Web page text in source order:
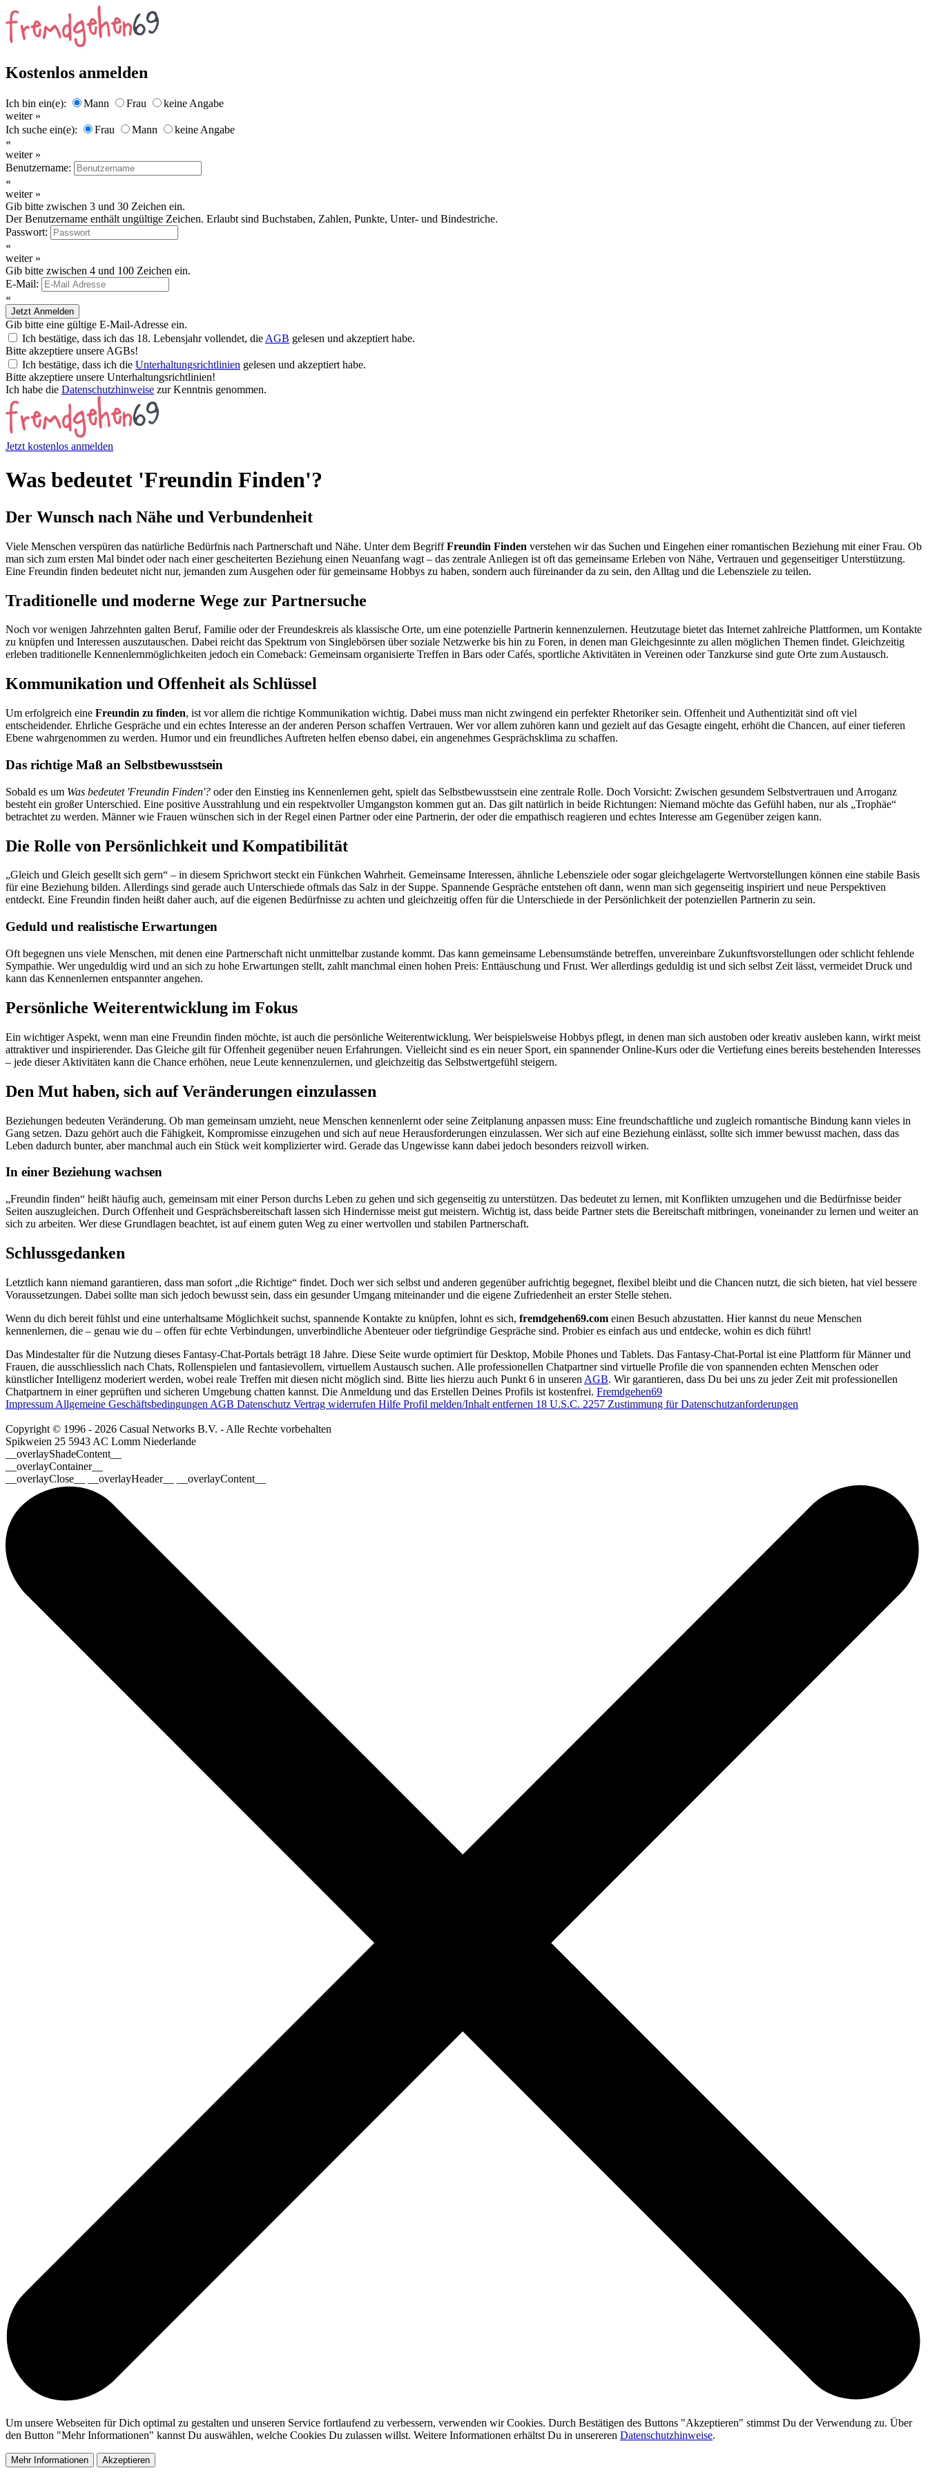
Kostenlos anmelden
Ich bin ein(e): Mann Frau
keine Angabe
weiter »
Ich suche ein(e):
Frau Mann
keine Angabe
«
weiter »
Benutzername:
«
weiter »
Gib bitte zwischen 3 und 30 Zeichen ein.
Der Benutzername enthält ungültige Zeichen. Erlaubt sind Buchstaben, Zahlen, Punkte, Unter- und Bindestriche.
Passwort:
«
weiter »
Gib bitte zwischen 4 und 100 Zeichen ein.
E-Mail:
«
Jetzt Anmelden
Gib bitte eine gültige E-Mail-Adresse ein.
Ich bestätige, dass ich das 18. Lebensjahr vollendet, die AGB gelesen und akzeptiert habe.
Bitte akzeptiere unsere AGBs!
Ich bestätige, dass ich die Unterhaltungsrichtlinien gelesen und akzeptiert habe.
Bitte akzeptiere unsere Unterhaltungsrichtlinien!
Ich habe die Datenschutzhinweise zur Kenntnis genommen.
Jetzt kostenlos anmelden
Was bedeutet 'Freundin Finden'?
Der Wunsch nach Nähe und Verbundenheit
Viele Menschen verspüren das natürliche Bedürfnis nach Partnerschaft und Nähe. Unter dem BegriffFreundin Finden verstehen wir das Suchen und Eingehen einer romantischen Beziehung mit einer Frau. Ob
man sich zum ersten Mal bindet oder nach einer gescheiterten Beziehung einen Neuanfang wagt – das zentrale Anliegen ist oft das gemeinsame Erleben von Nähe, Vertrauen und gegenseitiger Unterstützung.
Eine Freundin finden bedeutet nicht nur, jemanden zum Ausgehen oder für gemeinsame Hobbys zu haben, sondern auch füreinander da zu sein, den Alltag und die Lebensziele zu teilen.
Traditionelle und moderne Wege zur Partnersuche
Noch vor wenigen Jahrzehnten galten Beruf, Familie oder der Freundeskreis als klassische Orte, um eine potenzielle Partnerin kennenzulernen. Heutzutage bietet das Internet zahlreiche Plattformen, um Kontakte
zu knüpfen und Interessen auszutauschen. Dabei reicht das Spektrum von Singlebörsen über soziale Netzwerke bis hin zu Foren, in denen man Gleichgesinnte zu allen möglichen Themen findet. Gleichzeitig
erleben traditionelle Kennenlernmöglichkeiten jedoch ein Comeback: Gemeinsam organisierte Treffen in Bars oder Cafés, sportliche Aktivitäten in Vereinen oder Tanzkurse sind gute Orte zum Austausch.
Kommunikation und Offenheit als Schlüssel
Um erfolgreich eine Freundin zu finden, ist vor allem die richtige Kommunikation wichtig. Dabei muss man nicht zwingend ein perfekter Rhetoriker sein. Offenheit und Authentizität sind oft viel
entscheidender. Ehrliche Gespräche und ein echtes Interesse an der anderen Person schaffen Vertrauen. Wer vor allem zuhören kann und gezielt auf das Gesagte eingeht, erhöht die Chancen, auf einer tieferen
Ebene wahrgenommen zu werden. Humor und ein freundliches Auftreten helfen ebenso dabei, ein angenehmes Gesprächsklima zu schaffen.
Das richtige Maß an Selbstbewusstsein
Sobald es um Was bedeutet 'Freundin Finden'? oder den Einstieg ins Kennenlernen geht, spielt das Selbstbewusstsein eine zentrale Rolle. Doch Vorsicht: Zwischen gesundem Selbstvertrauen und Arroganz
besteht ein großer Unterschied. Eine positive Ausstrahlung und ein respektvoller Umgangston kommen gut an. Das gilt natürlich in beide Richtungen: Niemand möchte das Gefühl haben, nur als „Trophäe“
betrachtet zu werden. Männer wie Frauen wünschen sich in der Regel einen Partner oder eine Partnerin, der oder die empathisch reagieren und echtes Interesse am Gegenüber zeigen kann.
Die Rolle von Persönlichkeit und Kompatibilität
„Gleich und Gleich gesellt sich gern“ – in diesem Sprichwort steckt ein Fünkchen Wahrheit. Gemeinsame Interessen, ähnliche Lebensziele oder sogar gleichgelagerte Wertvorstellungen können eine stabile Basis
für eine Beziehung bilden. Allerdings sind gerade auch Unterschiede oftmals das Salz in der Suppe. Spannende Gespräche entstehen oft dann, wenn man sich gegenseitig inspiriert und neue Perspektiven
entdeckt. Eine Freundin finden heißt daher auch, auf die eigenen Bedürfnisse zu achten und gleichzeitig offen für die Unterschiede in der Persönlichkeit der potenziellen Partnerin zu sein.
Geduld und realistische Erwartungen
Oft begegnen uns viele Menschen, mit denen eine Partnerschaft nicht unmittelbar zustande kommt. Das kann gemeinsame Lebensumstände betreffen, unvereinbare Zukunftsvorstellungen oder schlicht fehlende
Sympathie. Wer ungeduldig wird und an sich zu hohe Erwartungen stellt, zahlt manchmal einen hohen Preis: Enttäuschung und Frust. Wer allerdings geduldig ist und sich selbst Zeit lässt, vermeidet Druck und
kann das Kennenlernen entspannter angehen.
Persönliche Weiterentwicklung im Fokus
Ein wichtiger Aspekt, wenn man eine Freundin finden möchte, ist auch die persönliche Weiterentwicklung. Wer beispielsweise Hobbys pflegt, in denen man sich austoben oder kreativ ausleben kann, wirkt meist
attraktiver und inspirierender. Das Gleiche gilt für Offenheit gegenüber neuen Erfahrungen. Vielleicht sind es ein neuer Sport, ein spannender Online-Kurs oder die Vertiefung eines bereits bestehenden Interesses
– jede dieser Aktivitäten kann die Chance erhöhen, neue Leute kennenzulernen, und gleichzeitig das Selbstwertgefühl steigern.
Den Mut haben, sich auf Veränderungen einzulassen
Beziehungen bedeuten Veränderung. Ob man gemeinsam umzieht, neue Menschen kennenlernt oder seine Zeitplanung anpassen muss: Eine freundschaftliche und zugleich romantische Bindung kann vieles in
Gang setzen. Dazu gehört auch die Fähigkeit, Kompromisse einzugehen und sich auf neue Herausforderungen einzulassen. Wer sich auf eine Beziehung einlässt, sollte sich immer bewusst machen, dass das
Leben dadurch bunter, aber manchmal auch ein Stück weit komplizierter wird. Gerade das Ungewisse kann dabei jedoch besonders reizvoll wirken.
In einer Beziehung wachsen
„Freundin finden“ heißt häufig auch, gemeinsam mit einer Person durchs Leben zu gehen und sich gegenseitig zu unterstützen. Das bedeutet zu lernen, mit Konflikten umzugehen und die Bedürfnisse beider
Seiten auszugleichen. Durch Offenheit und Gesprächsbereitschaft lassen sich Hindernisse meist gut meistern. Wichtig ist, dass beide Partner stets die Bereitschaft mitbringen, voneinander zu lernen und weiter an
sich zu arbeiten. Wer diese Grundlagen beachtet, ist auf einem guten Weg zu einer wertvollen und stabilen Partnerschaft.
Schlussgedanken
Letztlich kann niemand garantieren, dass man sofort „die Richtige“ findet. Doch wer sich selbst und anderen gegenüber aufrichtig begegnet, flexibel bleibt und die Chancen nutzt, die sich bieten, hat viel bessere
Voraussetzungen. Dabei sollte man sich jedoch bewusst sein, dass ein gesunder Umgang miteinander und die eigene Zufriedenheit an erster Stelle stehen.
Wenn du dich bereit fühlst und eine unterhaltsame Möglichkeit suchst, spannende Kontakte zu knüpfen, lohnt es sich, fremdgehen69.com einen Besuch abzustatten. Hier kannst du neue Menschen
kennenlernen, die – genau wie du – offen für echte Verbindungen, unverbindliche Abenteuer oder tiefgründige Gespräche sind. Probier es einfach aus und entdecke, wohin es dich führt!
Das Mindestalter für die Nutzung dieses Fantasy-Chat-Portals beträgt 18 Jahre. Diese Seite wurde optimiert für Desktop, Mobile Phones und Tablets. Das Fantasy-Chat-Portal ist eine Plattform für Männer und
Frauen, die ausschliesslich nach Chats, Rollenspielen und fantasievollem, virtuellem Austausch suchen. Alle professionellen Chatpartner sind virtuelle Profile die von spannenden echten Menschen oder
künstlicher Intelligenz moderiert werden, wobei reale Treffen mit diesen nicht möglich sind. Bitte lies hierzu auch Punkt 6 in unseren AGB. Wir garantieren, dass Du bei uns zu jeder Zeit mit professionellen
Chatpartnern in einer geprüften und sicheren Umgebung chatten kannst. Die Anmeldung und das Erstellen Deines Profils ist kostenfrei. Fremdgehen69
Impressum Allgemeine Geschäftsbedingungen AGB Datenschutz Vertrag widerrufen Hilfe Profil melden/Inhalt entfernen 18 U.S.C. 2257 Zustimmung für Datenschutzanforderungen
Copyright © 1996 - 2026 Casual Networks B.V. - Alle Rechte vorbehalten
Spikweien 25 5943 AC Lomm Niederlande
__overlayShadeContent__
__overlayContainer__
__overlayClose__ __overlayHeader__ __overlayContent__
Um unsere Webseiten für Dich optimal zu gestalten und unseren Service fortlaufend zu verbessern, verwenden wir Cookies. Durch Bestätigen des Buttons "Akzeptieren" stimmst Du der Verwendung zu. Über
den Button "Mehr Informationen" kannst Du auswählen, welche Cookies Du zulassen willst. Weitere Informationen erhältst Du in unsereren Datenschutzhinweise.
Mehr Informationen Akzeptieren